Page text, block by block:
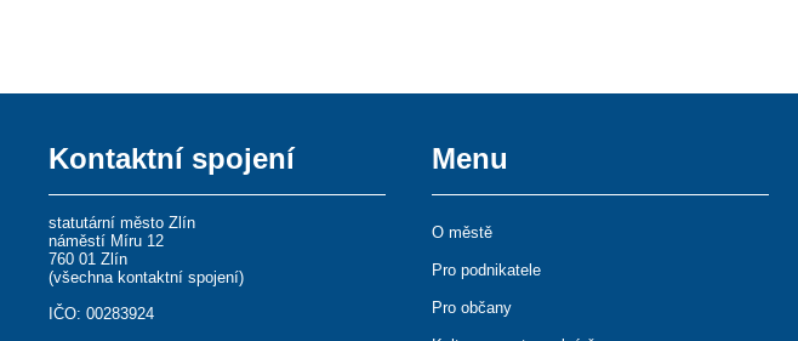
Kontaktní spojení
statutární město Zlín
náměstí Míru 12
760 01 Zlín
(všechna kontaktní spojení)
IČO: 00283924
Menu
O městě
Pro podnikatele
Pro občany